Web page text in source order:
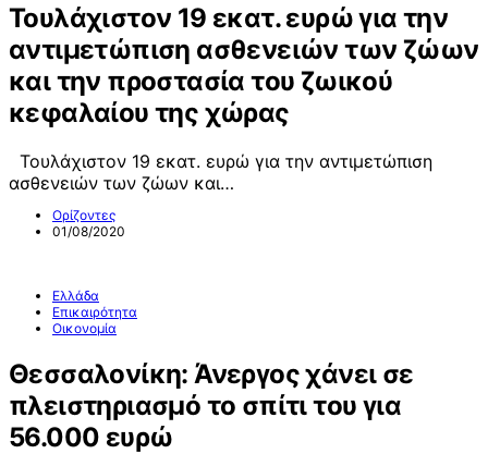
Τουλάχιστον 19 εκατ. ευρώ για την
αντιμετώπιση ασθενειών των ζώων
και την προστασία του ζωικού
κεφαλαίου της χώρας
Τουλάχιστον 19 εκατ. ευρώ για την αντιμετώπιση
ασθενειών των ζώων και…
Ορίζοντες
01/08/2020
Ελλάδα
Επικαιρότητα
Οικονομία
Θεσσαλονίκη: Άνεργος χάνει σε
πλειστηριασμό το σπίτι του για
56.000 ευρώ